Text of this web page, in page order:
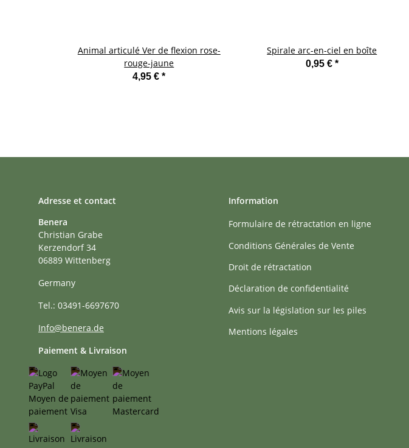
Animal articulé Ver de flexion rose-
rouge-jaune
4,95 €*
Spirale arc-en-ciel en boîte
0,95 € *
Adresse et contact
Benera
Christian Grabe
Kerzendorf 34
06889 Wittenberg
Germany
Tel.: 03491-6697670
Info@benera.de
Paiement & Livraison
Information
Formulaire de rétractation en ligne
Conditions Générales de Vente
Droit de rétractation
Déclaration de confidentialité
Avis sur la législation sur les piles
Mentions légales